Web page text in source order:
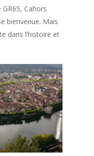
Cahors
bienvenue. Mais
dans l’histoire et